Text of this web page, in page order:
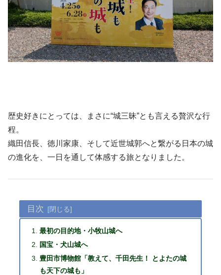
歴史好きにとっては、まさに“城三昧”とも言える贅沢な行
程。
織田信長、徳川家康、そして近世城郭へと繋がる日本の城
の進化を、一日を通して体感する旅となりました。
目次
最初の目的地・小牧山城へ
国宝・犬山城へ
豊田市博物館「教えて、千田先生！ とよたの城
も天下の城も」